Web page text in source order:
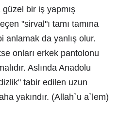
bir iş yapmış
"sirval"ı tamı tamına
anlamak da yanlış olur.
onları erkek pantolonu
Aslında Anadolu
tabir edilen uzun
yakındır. (Allah`u a`lem)